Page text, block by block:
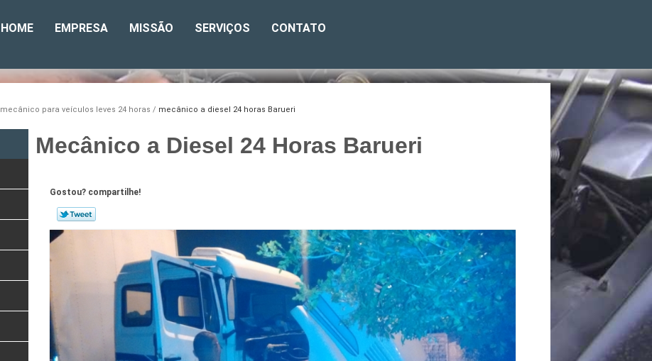
HOME EMPRESA MISSÃO SERVIÇOS CONTATO
mecânico para veículos leves 24 horas mecânico a diesel 24 horas Barueri
Mecânico a Diesel 24 Horas Barueri
Gostou? compartilhe!